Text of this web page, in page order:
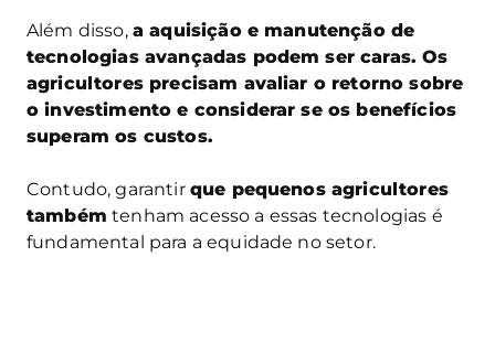
Além disso, a aquisição e manutenção de
tecnologias avançadas podem ser caras. Os
agricultores precisam avaliar o retorno sobre
o investimento e considerar se os benefícios
superam os custos.
Contudo, garantir que pequenos agricultores
também tenham acesso a essas tecnologias é
fundamental para a equidade no setor.